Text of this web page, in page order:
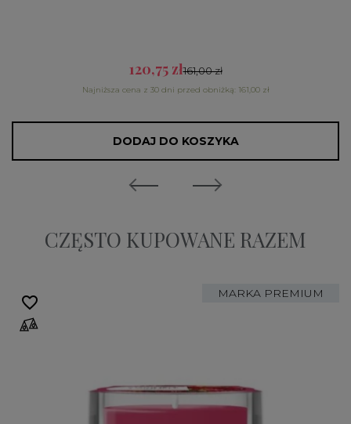
120,75 zł161,00 zł
Najniższa cena z 30 dni przed obniżką: 161,00 zł
DODAJ DO KOSZYKA
CZĘSTO KUPOWANE RAZEM
MARKA PREMIUM
favorite_border